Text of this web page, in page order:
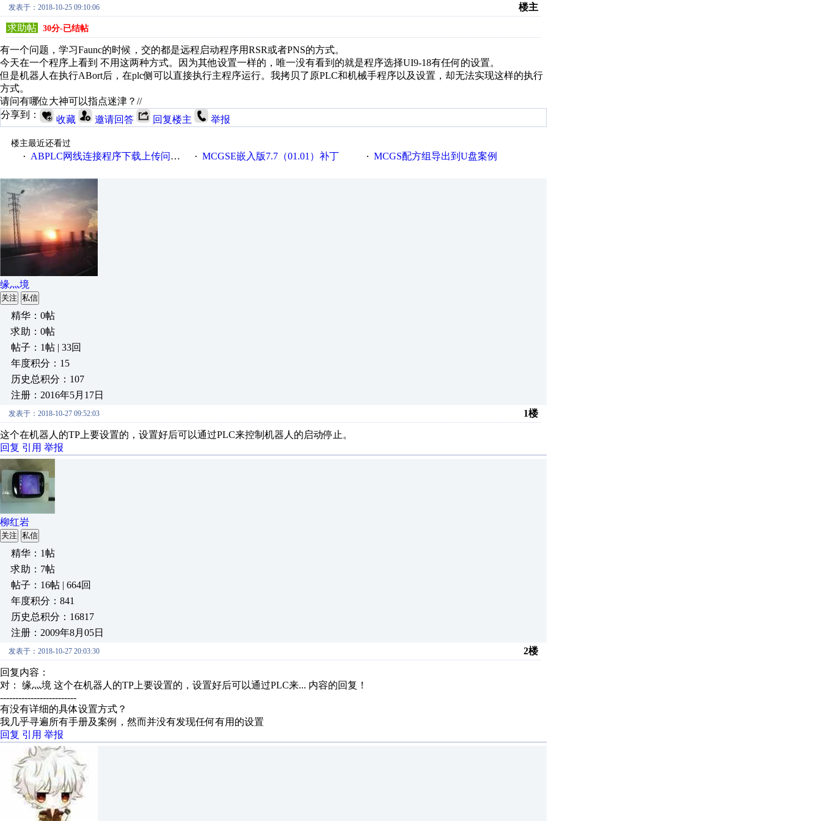
发表于：2018-10-25 09:10:06
楼主
求助帖
30分-已结帖
有一个问题，学习Faunc的时候，交的都是远程启动程序用RSR或者PNS的方式。
今天在一个程序上看到 不用这两种方式。因为其他设置一样的，唯一没有看到的就是程序选择UI9-18有任何的设置。
但是机器人在执行ABort后，在plc侧可以直接执行主程序运行。我拷贝了原PLC和机械手程序以及设置，却无法实现这样的执行
方式。
请问有哪位大神可以指点迷津？//
分享到：
收藏 邀请回答 回复楼主 举报
楼主最近还看过
·
ABPLC网线连接程序下载上传问题，求大神指点 · MCGSE嵌入版7.7（01.01）补丁 · MCGS配方组导出到U盘案例
缘灬境
关注 私信
精华：0帖
求助：0帖
帖子：1帖 | 33回
年度积分：15
历史总积分：107
注册：2016年5月17日
发表于：2018-10-27 09:52:03 1楼
这个在机器人的TP上要设置的，设置好后可以通过PLC来控制机器人的启动停止。
回复 引用 举报
柳红岩
关注 私信
精华：1帖
求助：7帖
帖子：16帖 | 664回
年度积分：841
历史总积分：16817
注册：2009年8月05日
发表于：2018-10-27 20:03:30 2楼
回复内容：
对： 缘灬境 这个在机器人的TP上要设置的，设置好后可以通过PLC来... 内容的回复！
-------------------------
有没有详细的具体设置方式？
我几乎寻遍所有手册及案例，然而并没有发现任何有用的设置
回复 引用 举报